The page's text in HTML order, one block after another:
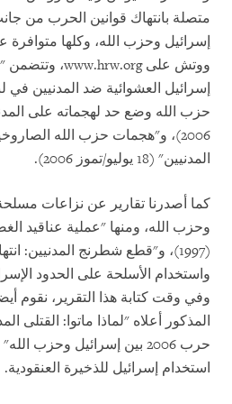
إسرائيل وحزب الله، وكلها
ووتش علىwww.hrw.org، وتتضمن
2006)، و"هجمات حزب الله
المدنيين" (18 يوليو/تموز 2006).
كما أصدرنا تقارير عن نزاعات
وحزب الله، ومنها "عملية عناقيد
(1997)، و"قطع شطرنج المدنيين:
وفي وقت كتابة هذا التقرير، نقوم
المذكور أعلاه "لماذا ماتوا: القتلى
حرب 2006 بين إسرائيل وحزب
استخدام إسرائيل للذخيرة العنقودية.